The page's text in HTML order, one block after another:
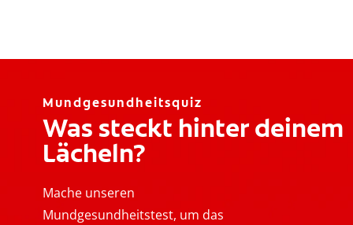
Mundgesundheitsquiz
Was steckt hinter deinem
Lächeln?
Mache unseren
Mundgesundheitstest, um das